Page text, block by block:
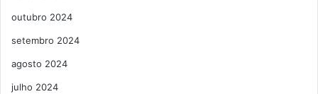
outubro 2024
setembro 2024
agosto 2024
julho 2024